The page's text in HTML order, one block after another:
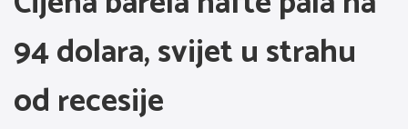
94 dolara, svijet u strahu
od recesije